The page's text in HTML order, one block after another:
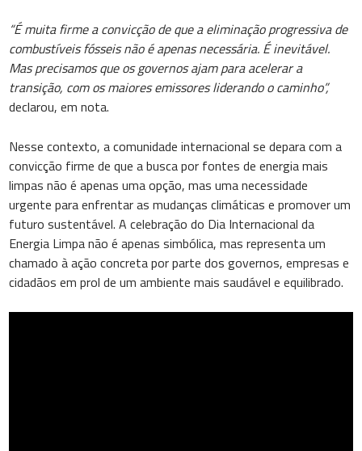
“É muita firme a convicção de que a eliminação progressiva de
combustíveis fósseis não é apenas necessária. É inevitável.
Mas precisamos que os governos ajam para acelerar a
transição, com os maiores emissores liderando o caminho”,
declarou, em nota.
Nesse contexto, a comunidade internacional se depara com a
convicção firme de que a busca por fontes de energia mais
limpas não é apenas uma opção, mas uma necessidade
urgente para enfrentar as mudanças climáticas e promover um
futuro sustentável. A celebração do Dia Internacional da
Energia Limpa não é apenas simbólica, mas representa um
chamado à ação concreta por parte dos governos, empresas e
cidadãos em prol de um ambiente mais saudável e equilibrado.